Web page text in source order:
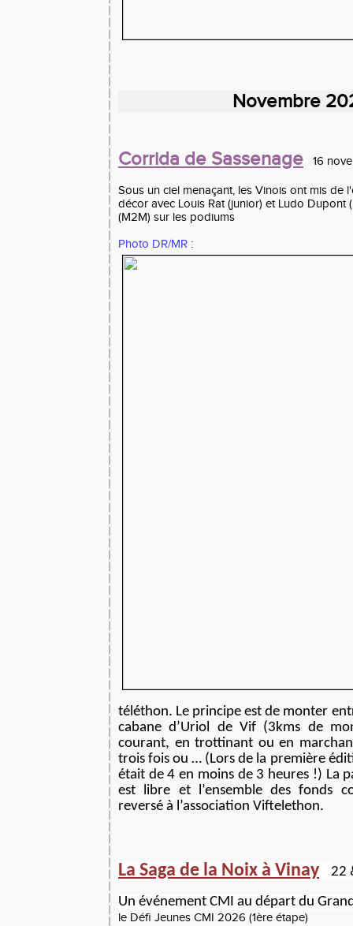
Novembre
Corrida de Sassenage 16
Sous un ciel menaçant, les Vinois ont mis de
décor avec Louis Rat (junior) et Ludo Dupont
(M2M) sur les podiums
Photo DR/MR :
téléthon. Le principe est de monter
cabane d’Uriol de Vif (3kms de
courant, en trottinant ou en
trois fois ou … (Lors de la première
était de 4 en moins de 3 heures !) La
est libre et l’ensemble des fonds
reversé à l’association Viftelethon.
La Saga de la Noix à Vinay
22
Un événement CMI au départ du
le Défi Jeunes CMI 2026 (1ère étape)